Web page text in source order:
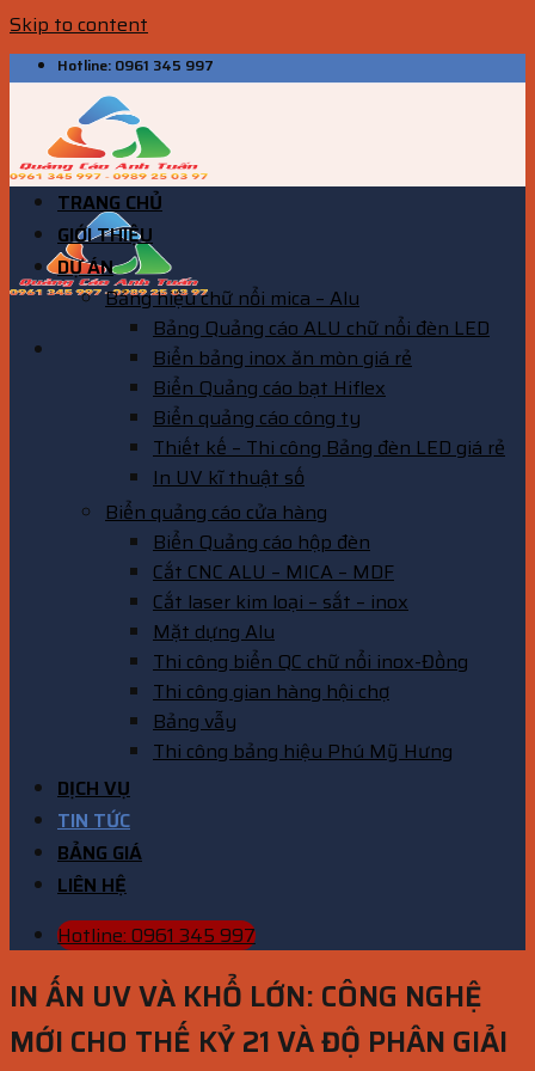
Skip to content
Hotline: 0961 345 997
TRANG CHỦ
GIỚI THIỆU
DỰ ÁN
Bảng hiệu chữ nổi mica – Alu
Bảng Quảng cáo ALU chữ nổi đèn LED
Biển bảng inox ăn mòn giá rẻ
Biển Quảng cáo bạt Hiflex
Biển quảng cáo công ty
Thiết kế – Thi công Bảng đèn LED giá rẻ
In UV kĩ thuật số
Biển quảng cáo cửa hàng
Biển Quảng cáo hộp đèn
Cắt CNC ALU – MICA – MDF
Cắt laser kim loại – sắt – inox
Mặt dựng Alu
Thi công biển QC chữ nổi inox-Đồng
Thi công gian hàng hội chợ
Bảng vẫy
Thi công bảng hiệu Phú Mỹ Hưng
DỊCH VỤ
TIN TỨC
BẢNG GIÁ
LIÊN HỆ
Hotline: 0961 345 997
IN ẤN UV VÀ KHỔ LỚN: CÔNG NGHỆ
MỚI CHO THẾ KỶ 21 VÀ ĐỘ PHÂN GIẢI